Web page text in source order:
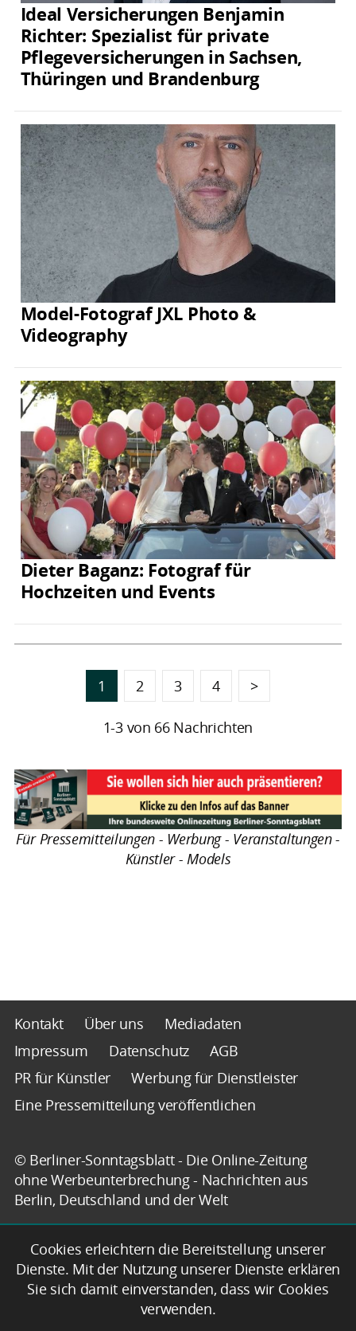
Ideal Versicherungen Benjamin
Richter: Spezialist für private
Pflegeversicherungen in Sachsen,
Thüringen und Brandenburg
Model-Fotograf JXL Photo &
Videography
Dieter Baganz: Fotograf für
Hochzeiten und Events
1 2 3 4 >
1-3 von 66 Nachrichten
Für Pressemitteilungen - Werbung - Veranstaltungen -
Künstler - Models
Kontakt Über uns
Mediadaten
Impressum
Datenschutz
AGB
PR für Künstler
Werbung für Dienstleister
Eine Pressemitteilung veröffentlichen
© Berliner-Sonntagsblatt - Die Online-Zeitung
ohne Werbeunterbrechung - Nachrichten aus
Berlin, Deutschland und der Welt
Cookies erleichtern die Bereitstellung unserer
Dienste. Mit der Nutzung unserer Dienste erklären
Sie sich damit einverstanden, dass wir Cookies
verwenden.